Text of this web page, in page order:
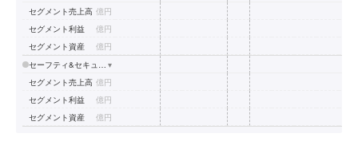
セグメント売上高 億円
セグメント利益
億円
セグメント資産
億円
▾
セグメント売上高 億円
セグメント利益
億円
セグメント資産
億円